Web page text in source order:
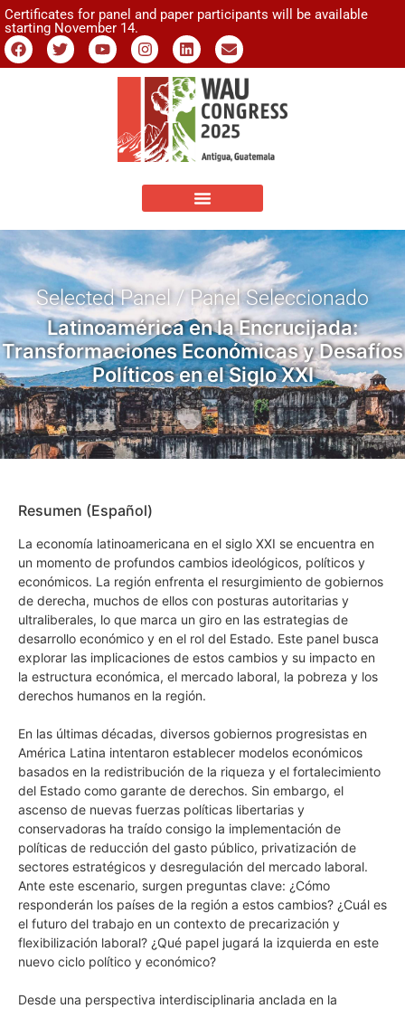
Certificates for panel and paper participants will be available
starting November 14.
Selected Panel / Panel Seleccionado
Latinoamérica en la Encrucijada:
Transformaciones Económicas y Desafíos
Políticos en el Siglo XXI
Resumen (Español)
La economía latinoamericana en el siglo XXI se encuentra en
un momento de profundos cambios ideológicos, políticos y
económicos. La región enfrenta el resurgimiento de gobiernos
de derecha, muchos de ellos con posturas autoritarias y
ultraliberales, lo que marca un giro en las estrategias de
desarrollo económico y en el rol del Estado. Este panel busca
explorar las implicaciones de estos cambios y su impacto en
la estructura económica, el mercado laboral, la pobreza y los
derechos humanos en la región.
En las últimas décadas, diversos gobiernos progresistas en
América Latina intentaron establecer modelos económicos
basados en la redistribución de la riqueza y el fortalecimiento
del Estado como garante de derechos. Sin embargo, el
ascenso de nuevas fuerzas políticas libertarias y
conservadoras ha traído consigo la implementación de
políticas de reducción del gasto público, privatización de
sectores estratégicos y desregulación del mercado laboral.
Ante este escenario, surgen preguntas clave: ¿Cómo
responderán los países de la región a estos cambios? ¿Cuál es
el futuro del trabajo en un contexto de precarización y
flexibilización laboral? ¿Qué papel jugará la izquierda en este
nuevo ciclo político y económico?
Desde una perspectiva interdisciplinaria anclada en la